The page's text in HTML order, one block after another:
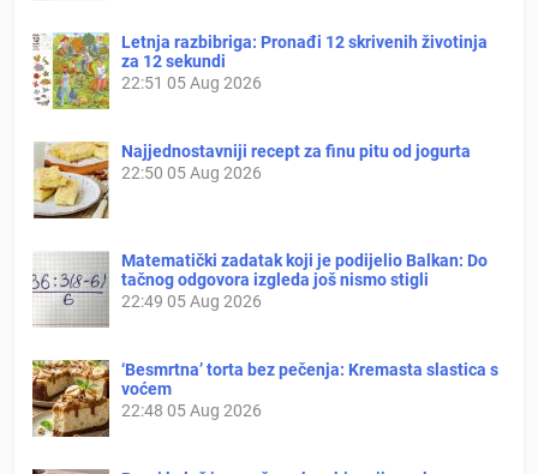
Letnja razbibriga: Pronađi 12 skrivenih životinja
za 12 sekundi
22:51 05 Aug 2026
Najjednostavniji recept za finu pitu od jogurta
22:50 05 Aug 2026
Matematički zadatak koji je podijelio Balkan: Do
tačnog odgovora izgleda još nismo stigli
22:49 05 Aug 2026
‘Besmrtna’ torta bez pečenja: Kremasta slastica s
voćem
22:48 05 Aug 2026